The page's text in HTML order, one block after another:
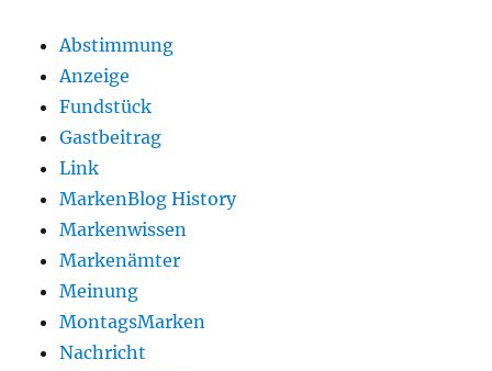
Abstimmung
Anzeige
Fundstück
Gastbeitrag
Link
MarkenBlog History
Markenwissen
Markenämter
Meinung
MontagsMarken
Nachricht